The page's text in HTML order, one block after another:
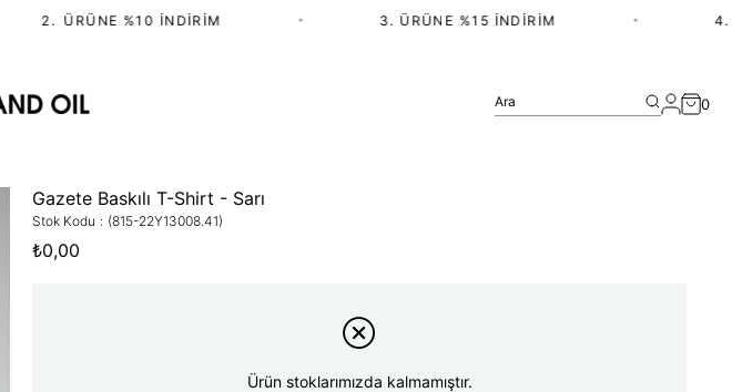
2.⁠ ⁠ÜRÜNE %10 İNDIRIM 3. ÜRÜNE %15 İNDIRIM 4.
Ara 0
Gazete Baskılı T-Shirt - Sarı
Stok Kodu (815-22Y13008.41)
₺0,00
Ürün stoklarımızda kalmamıştır.